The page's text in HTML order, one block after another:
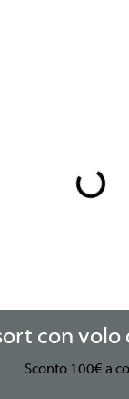
con volo
Sconto 100€ a